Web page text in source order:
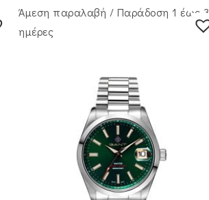
Άμεση παραλαβή / Παράδoση 1 έως 3
ημέρες